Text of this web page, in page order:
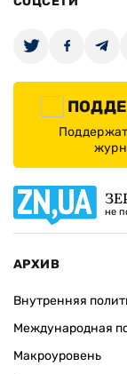
не
АРХИВ
Внутренняя
Международная
Макроуровень